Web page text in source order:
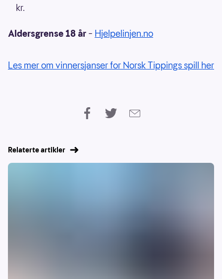
kr.
Aldersgrense 18 år – Hjelpelinjen.no
Les mer om vinnersjanser for Norsk Tippings spill her
Relaterte artikler